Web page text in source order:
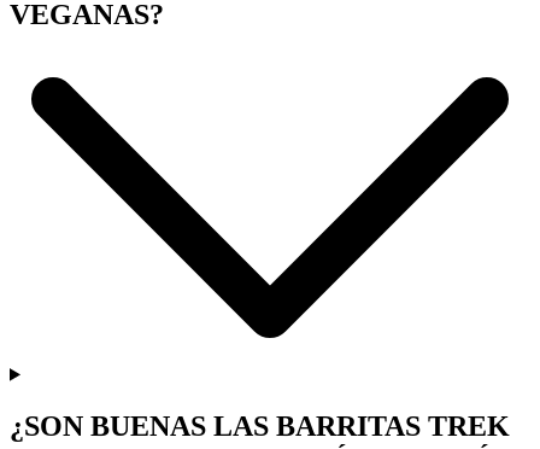
VEGANAS?
¿SON BUENAS LAS BARRITAS TREK